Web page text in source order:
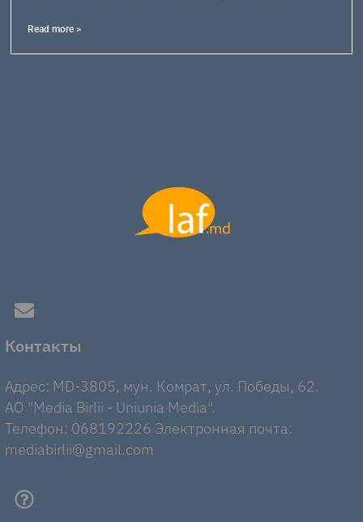
Read more >
Контакты
Адрес: MD-3805, мун. Комрат, ул. Победы, 62.
AO "Media Birlii - Uniunia Media".
Телефон: 068192226 Электронная почта:
mediabirlii@gmail.com